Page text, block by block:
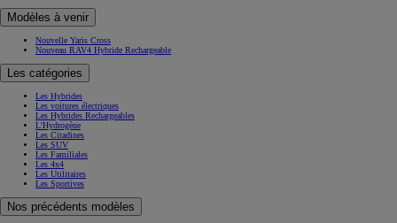
Modèles à venir
Nouvelle Yaris Cross
Nouveau RAV4 Hybride Rechargeable
Les catégories
Les Hybrides
Les voitures électriques
Les Hybrides Rechargeables
L'Hydrogène
Les Citadines
Les SUV
Les Familiales
Les 4x4
Les Utilitaires
Les Sportives
Nos précédents modèles